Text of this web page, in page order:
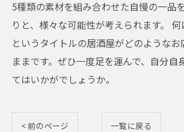
5種類の素材を組み合わせた自慢の一品
りと、様々な可能性が考えられます。
というタイトルの居酒屋がどのようなお
ままです。ぜひ一度足を運んで、自分自
てはいかがでしょうか。
< 前のページ 一覧に戻る